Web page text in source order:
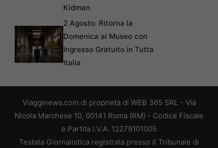
Kidman
2 Agosto: Ritorna la
Domenica al Museo con
Ingresso Gratuito in Tutta
Italia
Viagginews.com di proprietà di WEB 365 SRL - Via
Nicola Marchese 10, 00141 Roma (RM) - Codice Fiscale
e Partita I.V.A. 12279101005
Testata Giornalistica registrata presso il Tribunale di